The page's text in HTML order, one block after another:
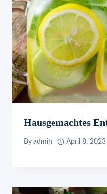
Hausgemachtes
By admin April 8, 2023